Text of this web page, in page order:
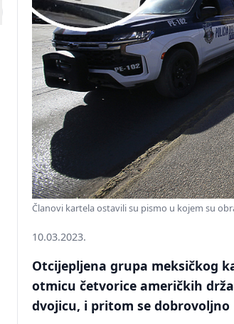
Članovi kartela ostavili su pismo u kojem su
10.03.2023.
Otcijepljena grupa meksičkog
otmicu četvorice američkih
dvojicu, i pritom se dobrovoljno